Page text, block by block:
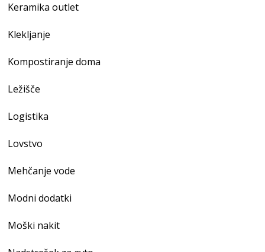
Keramika outlet
Klekljanje
Kompostiranje doma
Ležišče
Logistika
Lovstvo
Mehčanje vode
Modni dodatki
Moški nakit